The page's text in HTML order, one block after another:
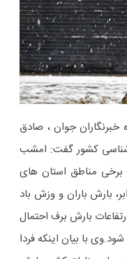
خبرنگاران جوان ، صادق
کشور گفت: امشب
برخی مناطق استان های
بارش باران و وزش باد
بارش برف احتمال
با بیان اینکه فردا